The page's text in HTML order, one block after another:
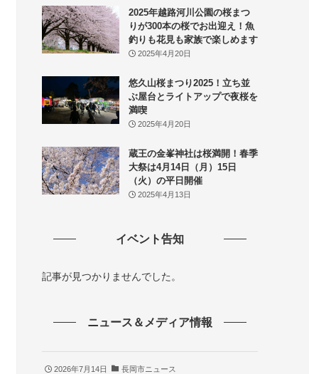
2025年越路河川公園の桜まつ
りが300本の桜でお出迎え！魚
釣りも花見も家族で楽しめます
2025年4月20日
悠久山桜まつり2025！立ち並
ぶ屋台とライトアップで夜桜を
満喫
2025年4月20日
蔵王の金峯神社は桜満開！春季
大祭は4月14日（月）15日
（火）の平日開催
2025年4月13日
イベント告知
記事が見つかりませんでした。
ニュース＆メディア情報
2026年7月14日 長岡市ニュース